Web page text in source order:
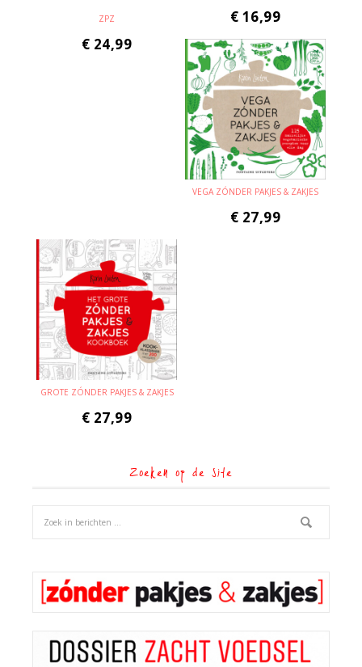
ZPZ
€ 24,99
€ 16,99
VEGA ZÓNDER PAKJES & ZAKJES
€ 27,99
GROTE ZÓNDER PAKJES & ZAKJES
€ 27,99
Zoeken op de site